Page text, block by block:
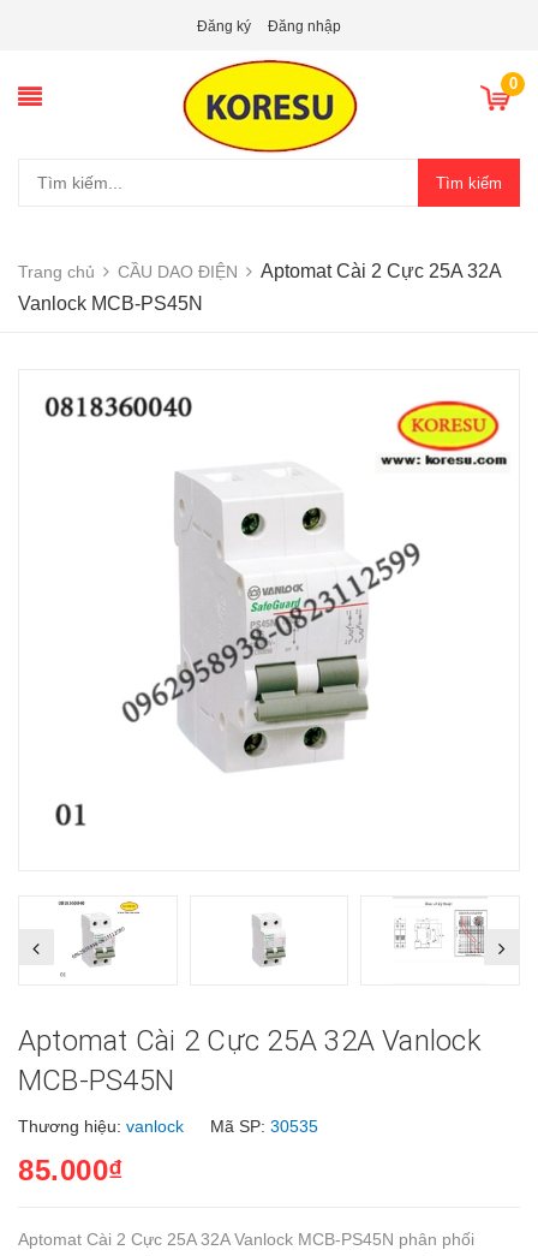
Đăng ký Đăng nhập
0
Tìm kiếm
Trang chủ CẦU DAO ĐIỆN
Aptomat Cài 2 Cực 25A 32A
Vanlock MCB-PS45N
Aptomat Cài 2 Cực 25A 32A Vanlock
MCB-PS45N
Thương hiệu: vanlock Mã SP: 30535
85.000₫
Aptomat Cài 2 Cực 25A 32A Vanlock MCB-PS45N phân phối